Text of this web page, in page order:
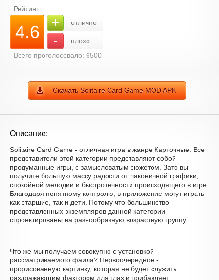
Рейтинг:
4.6 + отлично
-
плохо
Всего проголосовало: 6500
Скачать Solitaire Card Game MOD APK
Описание:
Solitaire Card Game - отличная игра в жанре Карточные. Все
представители этой категории представляют собой
продуманные игры, с замысловатым сюжетом. Зато вы
получите большую массу радости от лаконичной графики,
спокойной мелодии и быстротечности происходящего в игре.
Благодаря понятному контролю, в приложение могут играть
как старшие, так и дети. Потому что большинство
представленных экземпляров данной категории
спроектированы на разнообразную возрастную группу.
Что же мы получаем совокупно с установкой
рассматриваемого файла? Первоочерёдное -
прорисованную картинку, которая не будет служить
раздражающим фактором для глаз и прибавляет